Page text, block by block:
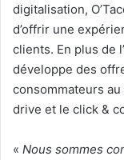
digitalisation,
d’offrir une
clients. En plus de
développe des
consommateurs
drive et le click &
« Nous sommes